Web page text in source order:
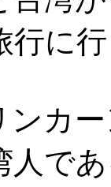
行に
カ
人で